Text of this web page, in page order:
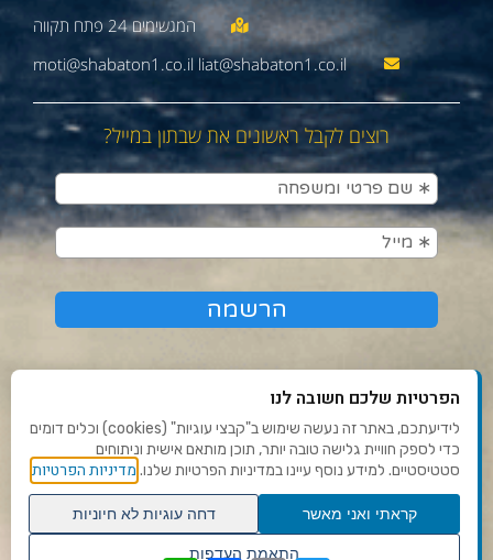
moti@shabaton1.co.il liat@shabaton1.co.il
רוצים לקבל ראשונים את שבתון במייל?
תנאי שימוש ומדיניות פרטיות
פנו אלינו
הצהרת נגישות
הפרטיות שלכם חשובה לנו
לידיעתכם, באתר זה נעשה שימוש ב"קבצי עוגיות" (cookies) וכלים דומים
כדי לספק חוויית גלישה טובה יותר, תוכן מותאם אישית וניתוחים
סטטיסטיים. למידע נוסף עיינו במדיניות הפרטיות שלנו. מדיניות הפרטיות
קראתי ואני מאשר
דחה עוגיות לא חיוניות
התאמת העדפות